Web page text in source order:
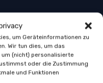
um Geräteinformationen zu
Wir tun dies, um das
(nicht) personalisierte
oder die Zustimmung
und Funktionen